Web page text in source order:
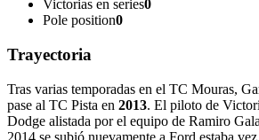
Victorias en series0
Pole position0
Trayectoria
Tras varias temporadas en el TC Mouras,
pase al TC Pista en 2013. El piloto de
Dodge alistada por el equipo de Ramiro
2014 se subió nuevamente a Ford estaba